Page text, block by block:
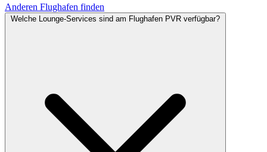
Anderen Flughafen finden
Welche Lounge-Services sind am Flughafen PVR verfügbar?